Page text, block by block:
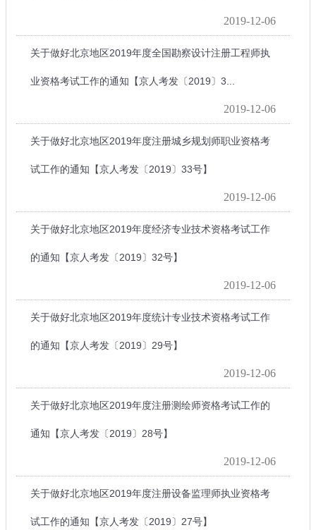
2019-12-06
关于做好北京地区2019年度全国勘察设计注册工程师执
业资格考试工作的通知【京人考发〔2019〕3...
2019-12-06
关于做好北京地区2019年度注册城乡规划师职业资格考
试工作的通知【京人考发〔2019〕33号】
2019-12-06
关于做好北京地区2019年度经济专业技术资格考试工作
的通知【京人考发〔2019〕32号】
2019-12-06
关于做好北京地区2019年度统计专业技术资格考试工作
的通知【京人考发〔2019〕29号】
2019-12-06
关于做好北京地区2019年度注册测绘师资格考试工作的
通知【京人考发〔2019〕28号】
2019-12-06
关于做好北京地区2019年度注册设备监理师执业资格考
试工作的通知【京人考发〔2019〕27号】